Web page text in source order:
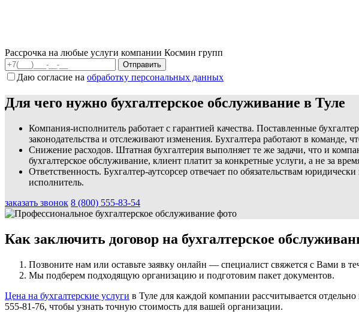
Рассрочка на любые услуги компании Космин групп
Даю согласие на обработку персональных данных
Для чего нужно бухгалтерское обслуживание в Туле
Компания-исполнитель работает с гарантией качества. Поставленные
законодательства и отслеживают изменения. Бухгалтера работают в команде,
Снижение расходов. Штатная бухгалтерия выполняет те же задачи, что и
бухгалтерское обслуживание, клиент платит за конкретные услуги, а не за
Ответственность. Бухгалтер-аутсорсер отвечает по обязательствам
исполнитель.
заказать звонок 8 (800) 555-83-54
Как заключить договор на бухгалтерское
Позвоните нам или оставьте заявку онлайн — специалист свяжется с Вами в
Мы подберем подходящую организацию и подготовим пакет документов.
Цена на бухгалтерские услуги в Туле для каждой компании рассчитывается
555-81-76, чтобы узнать точную стоимость для вашей организации.